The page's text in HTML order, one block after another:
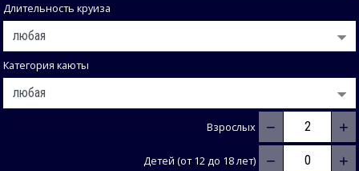
Длительность круиза
Категория каюты
Взрослых − +
Детей (от 12 до 18 лет) − +